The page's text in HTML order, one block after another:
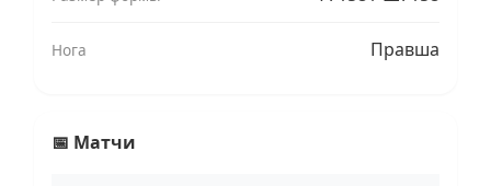
Нога Правша
📅 Матчи